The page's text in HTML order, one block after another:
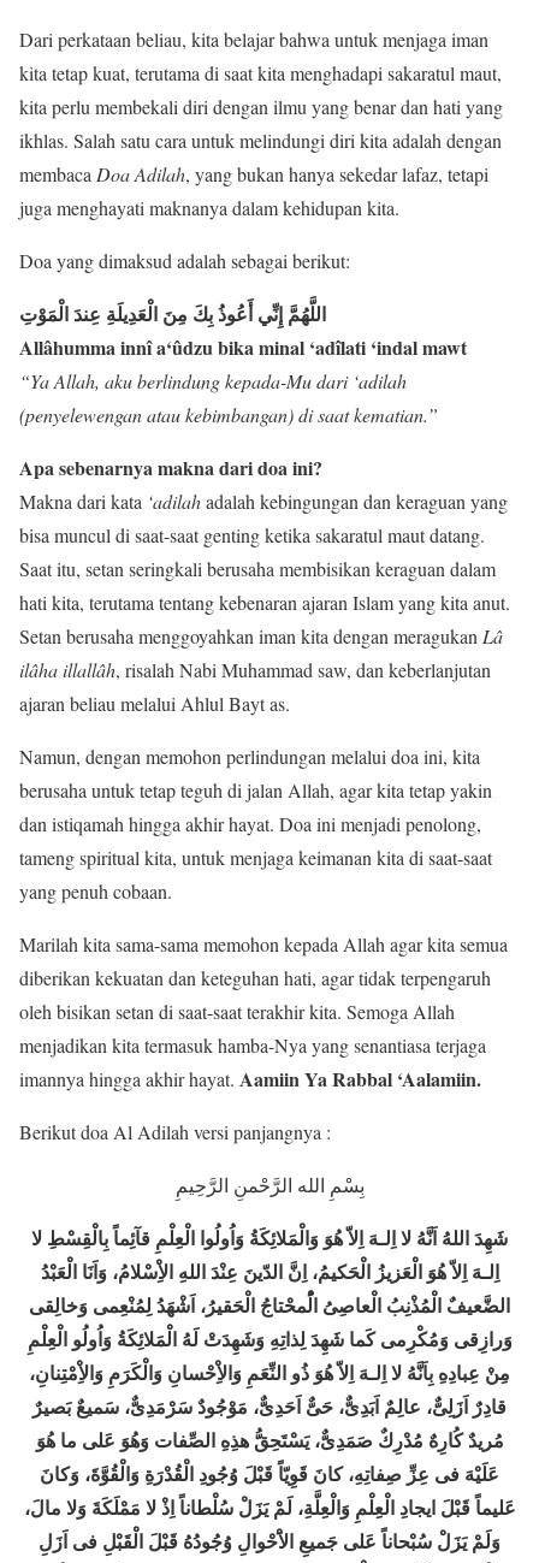
Dari perkataan beliau, kita belajar bahwa untuk menjaga iman
kita tetap kuat, terutama di saat kita menghadapi sakaratul maut,
kita perlu membekali diri dengan ilmu yang benar dan hati yang
ikhlas. Salah satu cara untuk melindungi diri kita adalah dengan
membaca Doa Adilah, yang bukan hanya sekedar lafaz, tetapi
juga menghayati maknanya dalam kehidupan kita.
Doa yang dimaksud adalah sebagai berikut:
اللَّهُمَّ إِنِّي أَعُوذُ بِكَ مِنَ الْعَدِيلَةِ عِندَ الْمَوْتِ
Allâhumma innî a‘ûdzu bika minal ‘adîlati ‘indal mawt
“Ya Allah, aku berlindung kepada-Mu dari ‘adilah
(penyelewengan atau kebimbangan) di saat kematian.”
Apa sebenarnya makna dari doa ini?
Makna dari kata ‘adilahadalah kebingungan dan keraguan yang
bisa muncul di saat-saat genting ketika sakaratul maut datang.
Saat itu, setan seringkali berusaha membisikan keraguan dalam
hati kita, terutama tentang kebenaran ajaran Islam yang kita anut.
Setan berusaha menggoyahkan iman kita dengan meragukan Lâ
ilâha illallâh, risalah Nabi Muhammad saw, dan keberlanjutan
ajaran beliau melalui Ahlul Bayt as.
Namun, dengan memohon perlindungan melalui doa ini, kita
berusaha untuk tetap teguh di jalan Allah, agar kita tetap yakin
dan istiqamah hingga akhir hayat. Doa ini menjadi penolong,
tameng spiritual kita, untuk menjaga keimanan kita di saat-saat
yang penuh cobaan.
Marilah kita sama-sama memohon kepada Allah agar kita semua
diberikan kekuatan dan keteguhan hati, agar tidak terpengaruh
oleh bisikan setan di saat-saat terakhir kita. Semoga Allah
menjadikan kita termasuk hamba-Nya yang senantiasa terjaga
imannya hingga akhir hayat. Aamiin Ya Rabbal ‘Aalamiin.
Berikut doa Al Adilah versi panjangnya :
بِسْمِ الله الرَّحْمنِ الرَّحِيمِ
شَهِدَ اللهُ اَنَّهُ لا اِلـهَ اِلاّ هُوَ وَالْمَلائِكَةُ وَاُولُوا الْعِلْمِ قآئِماً بِالْقِسْطِ لا
اِلـهَ اِلاّ هُوَ الْعَزيزُ الْحَكيمُ، اِنَّ الدّينَ عِنْدَ اللهِ الاِْسْلامُ، وَاَنَا الْعَبْدُ
الضَّعيفٌ الْمُذْنِبُ الْعاصِىُ الُْمحْتاجُ الْحَقيرُ، اَشْهَدُ لِمُنْعِمى وَخالِقى
وَرازِقى وَمُكْرِمى كَما شَهِدَ لِذاتِهِ وَشَهِدَتْ لَهُ الْمَلائِكَةُ وَاُولُو الْعِلْمِ
مِنْ عِبادِهِ بِاَنَّهُ لا اِلـهَ اِلاّ هُوَ ذُو النِّعَمِ وَالاِْحْسانِ وَالْكَرَمِ وَالاِْمْتِنانِ،
قادِرٌ اَزَلِىٌّ، عالِمٌ اَبَدِىٌّ، حَىٌّ اَحَدِىٌّ، مَوْجُودٌ سَرْمَدِىٌّ، سَميعٌ بَصيرٌ
مُريدٌ كُارِهٌ مُدْرِكٌ صَمَدِىٌّ، يَسْتَحِقُّ هذِهِ الصِّفات وَهُوَ عَلى ما هُوَ
عَلَيْهَ فى عِزِّ صِفاتِهِ، كانَ قَوِيّاً قَبْلَ وُجُودِ الْقُدْرَةِ وَالْقُوَّةَ، وَكانَ
عَليماً قَبْلَ ايجادِ الْعِلْمِ وَالْعِلَّةِ، لَمْ يَزَلْ سُلْطاناً اِذْ لا مَمْلَكَةَ وَلا مالَ،
وَلَمْ يَزَلْ سُبْحاناً عَلى جَميعِ الاَْحْوالِ وُجُودُهُ قَبْلَ الْقَبْلِ فى اَزَلِ